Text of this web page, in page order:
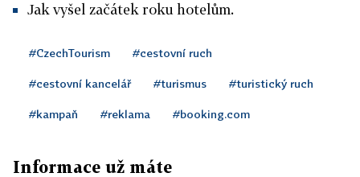
Jak vyšel začátek roku hotelům.
#CzechTourism #cestovní ruch
#cestovní kancelář #turismus #turistický ruch
#kampaň #reklama #booking.com
Informace už máte